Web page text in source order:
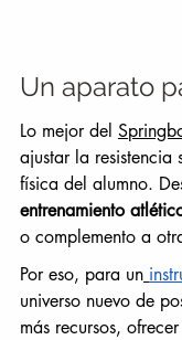
Un aparato
Lo mejor del
ajustar la
física del alumno.
entrenamiento
o complemento a
Por eso, para un
universo nuevo de
más recursos,